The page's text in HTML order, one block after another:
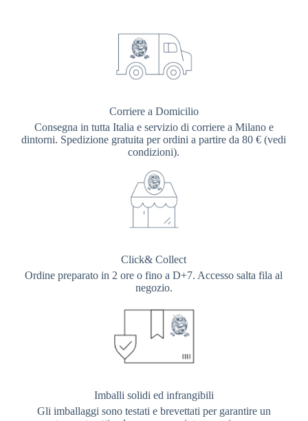
Corriere a Domicilio
Consegna in tutta Italia e servizio di corriere a Milano e
dintorni. Spedizione gratuita per ordini a partire da 80 € (vedi
condizioni).
Click& Collect
Ordine preparato in 2 ore o fino a D+7. Accesso salta fila al
negozio.
Imballi solidi ed infrangibili
Gli imballaggi sono testati e brevettati per garantire un